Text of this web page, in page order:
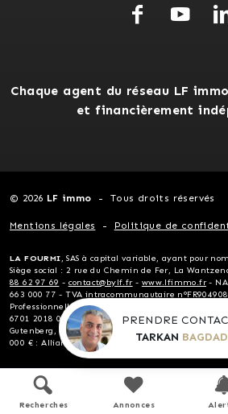
PRENDRE
TARKAN
Chaque agent du réseau LF
et financièrement
© 2026 LF immo Tous droits réservés
Mentions légales Politique de
LA FOURMI, SAS à capital variable, ayant pour
Siège social : 2 rue du Chemin de Fer, La
88 62 97 69 - contact@bylf.fr- www.lfimmo.fr-
663 000 77 - TVA intracommunautaire
Professionnelle « Transactions sur immeubles et
6701 2018 000 024 124 délivrée par la CCI Alsace
Gutenberg, 67081 Strasbourg - Garantie
000 € : Allianz - Assurance RCP Allianz, 1 cours
Recherches Annonces